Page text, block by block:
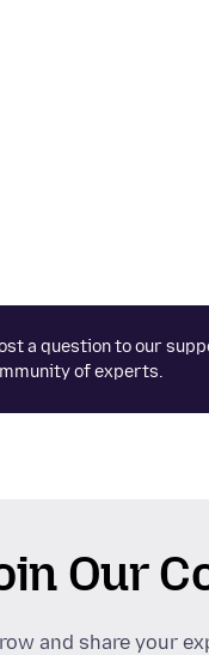
a question to our
of experts.
Our
and share your